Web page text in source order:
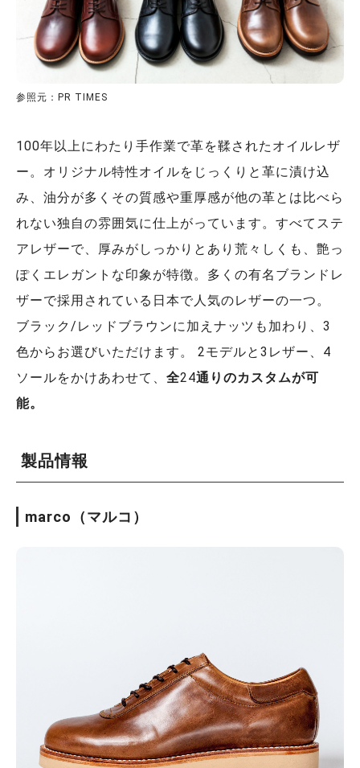
参照元：PR TIMES
100年以上にわたり手作業で革を鞣されたオイルレザ
ー。オリジナル特性オイルをじっくりと革に漬け込
み、油分が多くその質感や重厚感が他の革とは比べら
れない独自の雰囲気に仕上がっています。すべてステ
アレザーで、厚みがしっかりとあり荒々しくも、艶っ
ぽくエレガントな印象が特徴。多くの有名ブランドレ
ザーで採用されている日本で人気のレザーの一つ。
ブラック/レッドブラウンに加えナッツも加わり、3
色からお選びいただけます。 2モデルと3レザー、4
ソールをかけあわせて、 全24通りのカスタムが可
能。
製品情報
marco（マルコ）